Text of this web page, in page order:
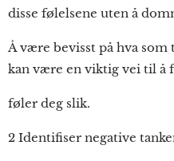
disse følelsene uten å
Å være bevisst på hva
kan være en viktig vei til å
føler deg slik.
2 Identifiser negative